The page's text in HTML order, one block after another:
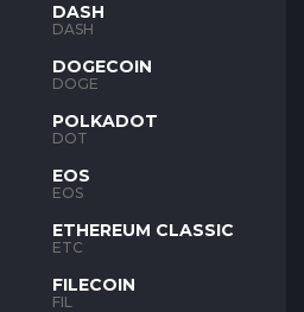
DASH
DASH
DOGECOIN
DOGE
POLKADOT
DOT
EOS
EOS
ETHEREUM CLASSIC
ETC
FILECOIN
FIL